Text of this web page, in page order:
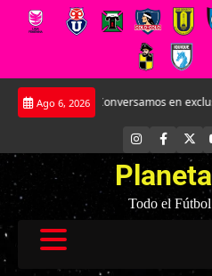
Saltar
Ago 6, 2026
Conversamos en exclusiva con
INSTAGRAM
Todo el